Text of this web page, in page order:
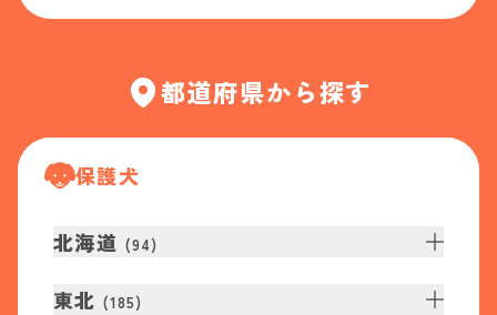
都道府県から探す
保護犬
北海道 (94)
東北 (185)